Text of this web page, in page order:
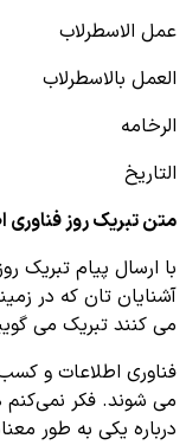
عمل الاسطرلاب
العمل بالاسطرلاب
الرخامه
التاریخ
متن تبریک روز فناوری
با ارسال پیام تبریک
آشنایان تان که در
می کنند تبریک می
فناوری اطلاعات و
می شوند. فکر
درباره یکی به طور